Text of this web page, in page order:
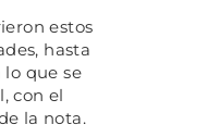
estos
hasta
lo que se
con el
la nota.